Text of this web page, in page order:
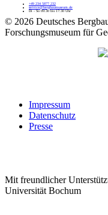
+49 234 5877 232
service@bergbaumuseum.de
Di - So 09:30 bis 17:30 Uhr
© 2026 Deutsches
Forschungsmuseum für
Impressum
Datenschutz
Presse
Mit freundlicher
Universität Bochum